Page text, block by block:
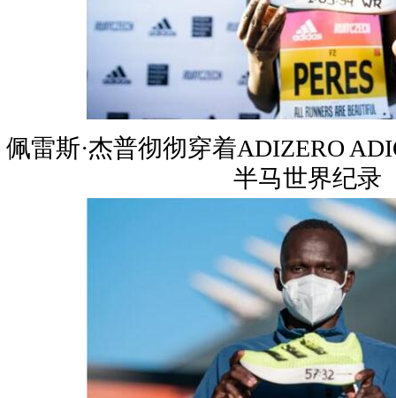
佩雷斯·杰普彻彻穿着ADIZERO
半马世界纪录